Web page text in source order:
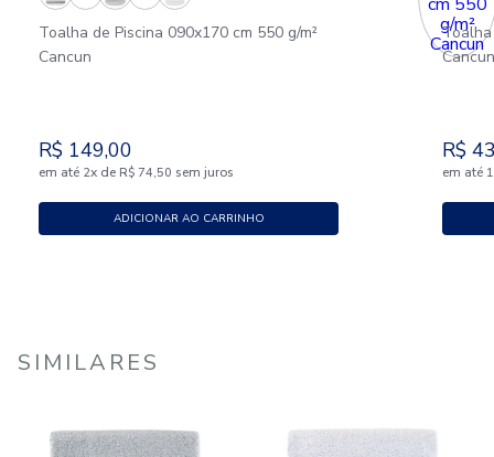
Toalha de Piscina 090x170 cm 550 g/m²
Cancun
R$ 149,00
em até 2x de R$ 74,50 sem juros
ADICIONAR AO CARRINHO
R$
em até 1
SIMILARES